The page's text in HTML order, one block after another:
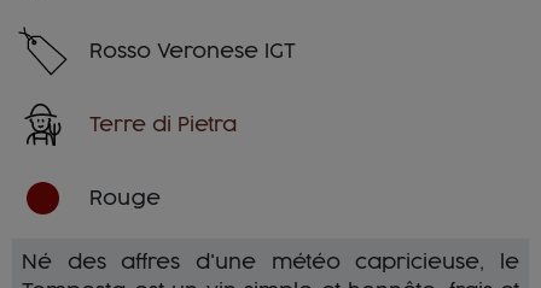
Rosso Veronese IGT
Terre di Pietra
Rouge
Né des affres d'une météo capricieuse, le